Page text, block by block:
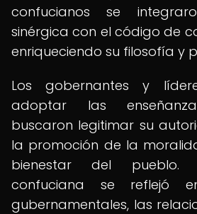
confucianos se
sinérgica con el código de
enriqueciendo su filosofía y
Los gobernantes y
adoptar las
buscaron legitimar su
la promoción de la
bienestar del pueblo.
confuciana se reflejó
gubernamentales, las